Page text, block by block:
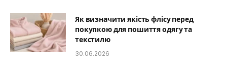
Як визначити якість флісу перед
покупкою для пошиття одягу та
текстилю
30.06.2026